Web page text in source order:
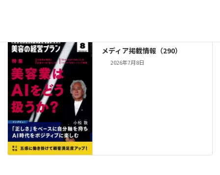
メディア掲載情報（290）
2026年7月8日